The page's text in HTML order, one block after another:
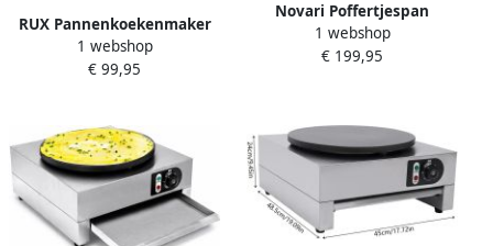
RUX Pannenkoekenmaker
Pancake maker Pannenkoek
Zilver ‎33cm x 37cm x 11cm
1 webshop
€ 99,95
Novari Poffertjespan
elektrisch
Pannenkoekenmaker
1 webshop
€ 199,95